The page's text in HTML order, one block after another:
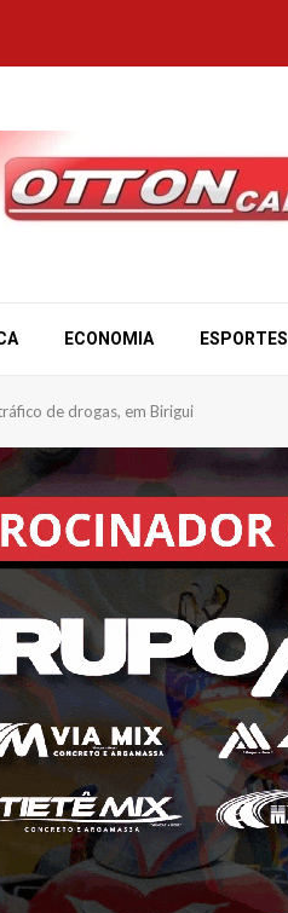
ECONOMIA ESPORTES
de drogas, em Birigui